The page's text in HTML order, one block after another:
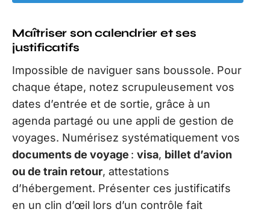
Maîtriser son calendrier et ses
justificatifs
Impossible de naviguer sans boussole. Pour
chaque étape, notez scrupuleusement vos
dates d’entrée et de sortie, grâce à un
agenda partagé ou une appli de gestion de
voyages. Numérisez systématiquement vos
documents de voyage : visa, billet d’avion
ou de train retour, attestations
d’hébergement. Présenter ces justificatifs
en un clin d’œil lors d’un contrôle fait